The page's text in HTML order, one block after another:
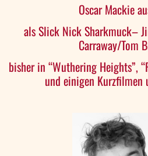
Oscar Mackie
als Slick Nick Sharkmuck–
Carraway/Tom
bisher in “Wuthering Heights”,
und einigen Kurzfilmen